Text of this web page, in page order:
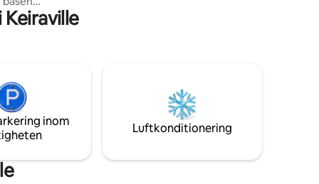
stora
fågellivet.
inom
Luftkonditionering